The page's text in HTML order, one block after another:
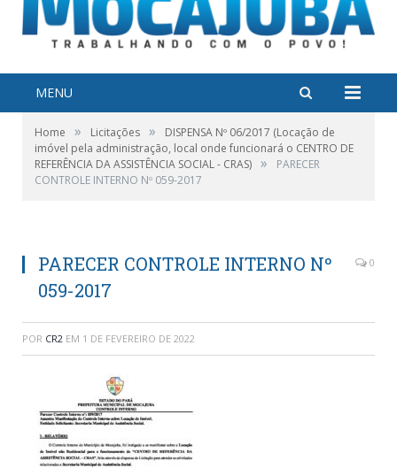
MENU
Home » Licitações »
DISPENSA Nº 06/2017 (Locação de
imóvel pela administração, local onde funcionará o CENTRO DE
REFERÊNCIA DA ASSISTÊNCIA SOCIAL - CRAS) »
PARECER
CONTROLE INTERNO Nº 059-2017
PARECER CONTROLE INTERNO Nº
059-2017
0
POR CR2 EM 1 DE FEVEREIRO DE 2022